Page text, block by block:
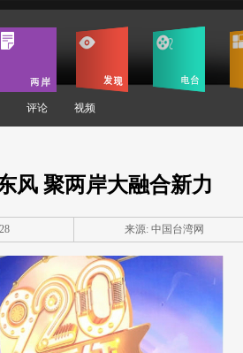
评论 视频
风 聚两岸大融合新力
来源: 中国台湾网